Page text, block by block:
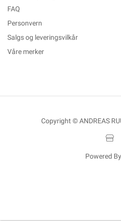
FAQ
Personvern
Salgs og leveringsvilkår
Våre merker
Copyright © ANDREAS
Powered By